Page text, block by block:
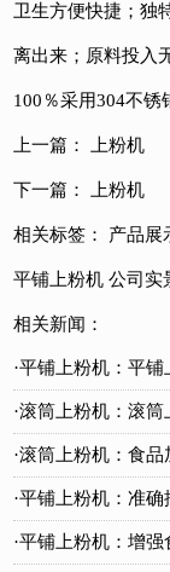
卫生方便快捷；独
离出来；原料投入
100％采用304不锈
上一篇： 上粉机
下一篇： 上粉机
相关标签： 产品展
平铺上粉机 公司实
相关新闻：
·平铺上粉机：平
·滚筒上粉机：滚
·滚筒上粉机：食
·平铺上粉机：准
·平铺上粉机：增